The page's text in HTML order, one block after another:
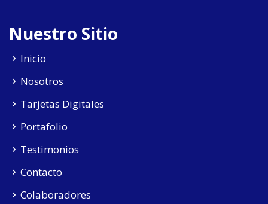
Nuestro Sitio
Inicio
Nosotros
Tarjetas Digitales
Portafolio
Testimonios
Contacto
Colaboradores